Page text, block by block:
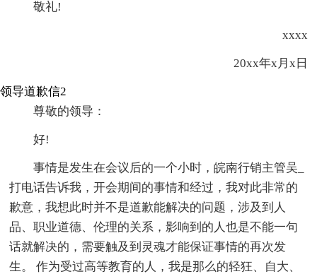
敬礼!
xxxx
20xx年x月x日
领导道歉信2
尊敬的领导：
好!
事情是发生在会议后的一个小时，皖南行销主管吴_
打电话告诉我，开会期间的事情和经过，我对此非常的
歉意，我想此时并不是道歉能解决的问题，涉及到人
品、职业道德、伦理的关系，影响到的人也是不能一句
话就解决的，需要触及到灵魂才能保证事情的再次发
生。 作为受过高等教育的人，我是那么的轻狂、自大、